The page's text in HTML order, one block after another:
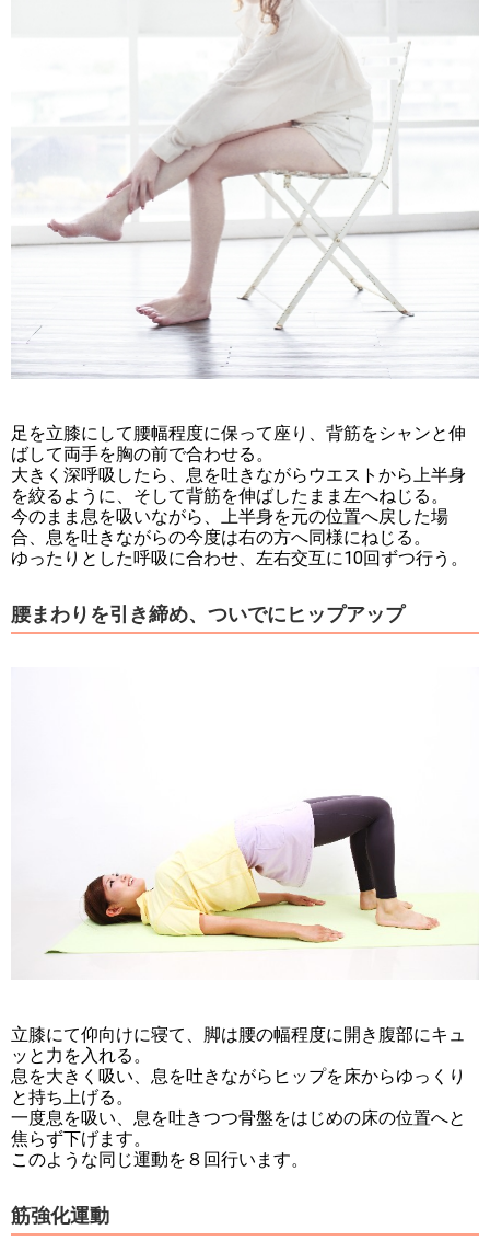
足を立膝にして腰幅程度に保って座り、背筋をシャンと伸
ばして両手を胸の前で合わせる。
大きく深呼吸したら、息を吐きながらウエストから上半身
を絞るように、そして背筋を伸ばしたまま左へねじる。
今のまま息を吸いながら、上半身を元の位置へ戻した場
合、息を吐きながらの今度は右の方へ同様にねじる。
ゆったりとした呼吸に合わせ、左右交互に10回ずつ行う。
腰まわりを引き締め、ついでにヒップアップ
立膝にて仰向けに寝て、脚は腰の幅程度に開き腹部にキュ
ッと力を入れる。
息を大きく吸い、息を吐きながらヒップを床からゆっくり
と持ち上げる。
一度息を吸い、息を吐きつつ骨盤をはじめの床の位置へと
焦らず下げます。
このような同じ運動を８回行います。
筋強化運動